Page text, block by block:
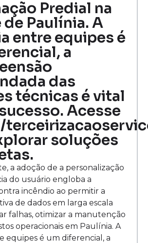
Predial na
Paulínia. A
entre equipes é
a
das
técnicas é vital
Acesse
soluções
a adoção de a personalização
do usuário engloba a
incêndio ao permitir a
de dados em larga escala
falhas, otimizar a manutenção
operacionais em Paulínia. A
equipes é um diferencial, a